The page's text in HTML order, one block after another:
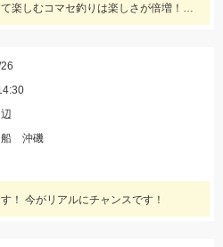
探見丸システムを利用して楽しむコマセ釣りは楽しさが倍増！！釣果アップの秘訣も！！
船 沖磯
！ 今がリアルにチャンスです！